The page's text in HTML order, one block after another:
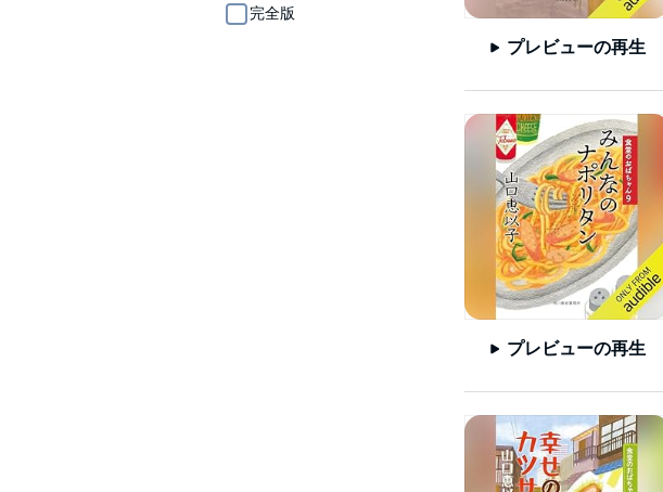
完全版
プレビューの再生
プレビューの再生